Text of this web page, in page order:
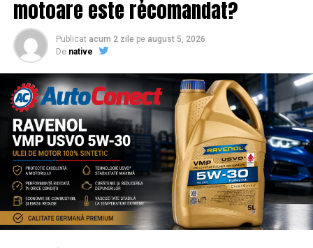
motoare este recomandat?
Publicat acum 2 zile pe august 5, 2026
De native